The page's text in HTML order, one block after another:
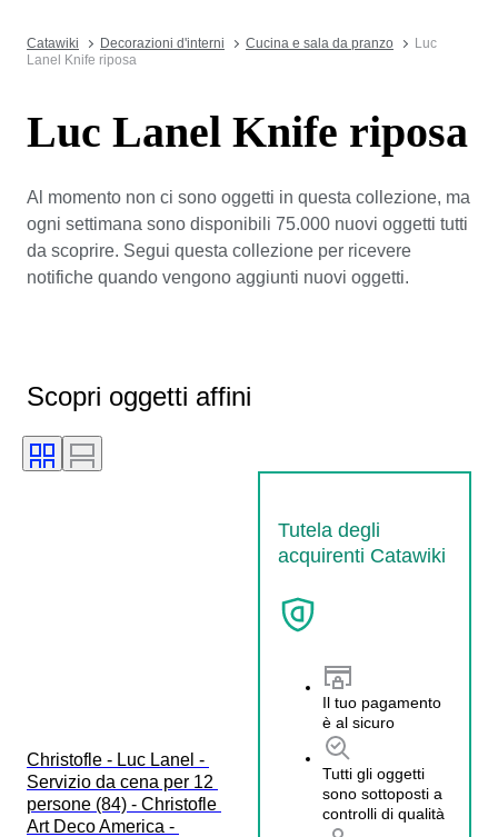
Catawiki Decorazioni d'interni Cucina e sala da pranzo
Luc
Lanel Knife riposa
Luc Lanel Knife riposa
Al momento non ci sono oggetti in questa collezione, ma
ogni settimana sono disponibili 75.000 nuovi oggetti tutti
da scoprire. Segui questa collezione per ricevere
notifiche quando vengono aggiunti nuovi oggetti.
Scopri oggetti affini
Tutela degli
acquirenti Catawiki
Il tuo pagamento
è al sicuro
Tutti gli oggetti
sono sottoposti a
controlli di qualità
Christofle - Luc Lanel -
Servizio da cena per 12
persone (84) - Christofle
Art Deco America -